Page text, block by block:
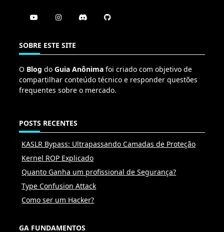
SOBRE ESTE SITE
O Blog do Guia Anônima foi criado com objetivo de
compartilhar conteúdo técnico e responder questões
frequentes sobre o mercado.
POSTS RECENTES
KASLR Bypass: Ultrapassando Camadas de Proteção
Kernel ROP Explicado
Quanto Ganha um profissional de Segurança?
Type Confusion Attack
Como ser um Hacker?
GA FUNDAMENTOS